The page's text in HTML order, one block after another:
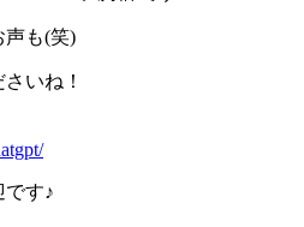
声も(笑)
いね！
です♪